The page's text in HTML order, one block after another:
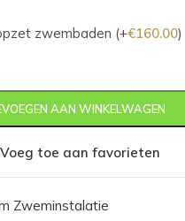
zwembaden (+€160.00)
AAN WINKELWAGEN
Voeg toe aan favorieten
Zweminstalatie